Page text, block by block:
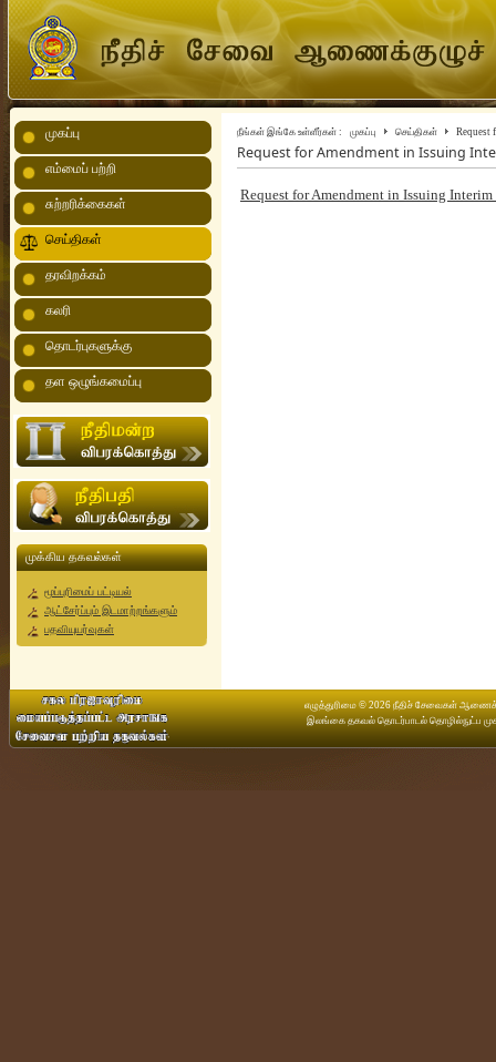
நீங்கள் இங்கே உள்ளீர்கள் : முகப்பு செய்திகள் Request
Request for Amendment in Issuing
Request for Amendment in Issuing
முகப்பு
எம்மைப் பற்றி
சுற்றரிக்கைகள்
செய்திகள்
தரவிறக்கம்
கலரி
தொடர்புகளுக்கு
தள ஒழுங்கமைப்பு
முக்கிய தகவல்கள்
மூப்புரிமைப் பட்டியல்
ஆட்சேர்ப்பும் இடமாற்றங்களும்
பதவியுயர்வுகள்
எழுத்துரிமை © 2026 நீதிச் சேவைகள்
இலங்கை தகவல் தொடர்பாடல் தொழில்நுட்ப